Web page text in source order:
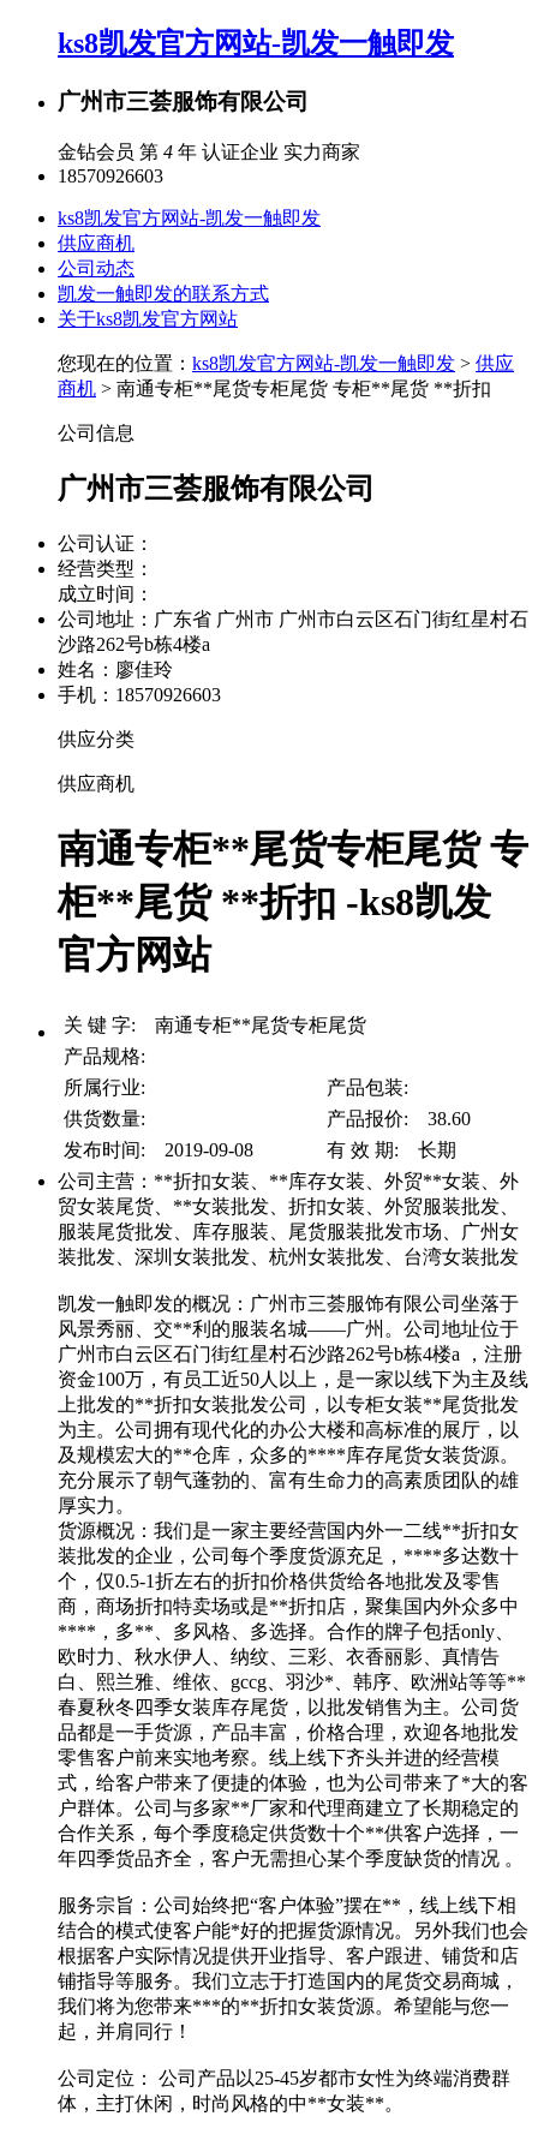
ks8凯发官方网站-凯发一触即发
广州市三荟服饰有限公司
金钻会员 第 4 年 认证企业 实力商家
18570926603
ks8凯发官方网站-凯发一触即发
供应商机
公司动态
凯发一触即发的联系方式
关于ks8凯发官方网站
您现在的位置： ks8凯发官方网站-凯发一触即发 > 供应
商机 > 南通专柜**尾货专柜尾货 专柜**尾货 **折扣
公司信息
广州市三荟服饰有限公司
公司认证：
经营类型：
成立时间：
公司地址： 广东省 广州市 广州市白云区石门街红星村石
沙路262号b栋4楼a
姓名：廖佳玲
手机：18570926603
供应分类
供应商机
南通专柜**尾货专柜尾货 专
柜**尾货 **折扣 -ks8凯发
官方网站
关 键 字: 南通专柜**尾货专柜尾货
产品规格:
所属行业:
产品包装:
供货数量:
产品报价: 38.60
发布时间: 2019-09-08
有 效 期: 长期
公司主营：**折扣女装、**库存女装、外贸**女装、外
贸女装尾货、**女装批发、折扣女装、外贸服装批发、
服装尾货批发、库存服装、尾货服装批发市场、广州女
装批发、深圳女装批发、杭州女装批发、台湾女装批发
凯发一触即发的概况：广州市三荟服饰有限公司坐落于
风景秀丽、交**利的服装名城——广州。公司地址位于
广州市白云区石门街红星村石沙路262号b栋4楼a ，注册
资金100万，有员工近50人以上，是一家以线下为主及线
上批发的**折扣女装批发公司，以专柜女装**尾货批发
为主。公司拥有现代化的办公大楼和高标准的展厅，以
及规模宏大的**仓库，众多的****库存尾货女装货源。
充分展示了朝气蓬勃的、富有生命力的高素质团队的雄
厚实力。
货源概况：我们是一家主要经营国内外一二线**折扣女
装批发的企业，公司每个季度货源充足，****多达数十
个，仅0.5-1折左右的折扣价格供货给各地批发及零售
商，商场折扣特卖场或是**折扣店，聚集国内外众多中
****，多**、多风格、多选择。合作的牌子包括only、
欧时力、秋水伊人、纳纹、三彩、衣香丽影、真情告
白、熙兰雅、维依、gccg、羽沙*、韩序、欧洲站等等**
春夏秋冬四季女装库存尾货，以批发销售为主。公司货
品都是一手货源，产品丰富，价格合理，欢迎各地批发
零售客户前来实地考察。线上线下齐头并进的经营模
式，给客户带来了便捷的体验，也为公司带来了*大的客
户群体。公司与多家**厂家和代理商建立了长期稳定的
合作关系，每个季度稳定供货数十个**供客户选择，一
年四季货品齐全，客户无需担心某个季度缺货的情况 。
服务宗旨：公司始终把“客户体验”摆在**，线上线下相
结合的模式使客户能*好的把握货源情况。另外我们也会
根据客户实际情况提供开业指导、客户跟进、铺货和店
铺指导等服务。我们立志于打造国内的尾货交易商城，
我们将为您带来***的**折扣女装货源。希望能与您一
起，并肩同行！
公司定位： 公司产品以25-45岁都市女性为终端消费群
体，主打休闲，时尚风格的中**女装**。